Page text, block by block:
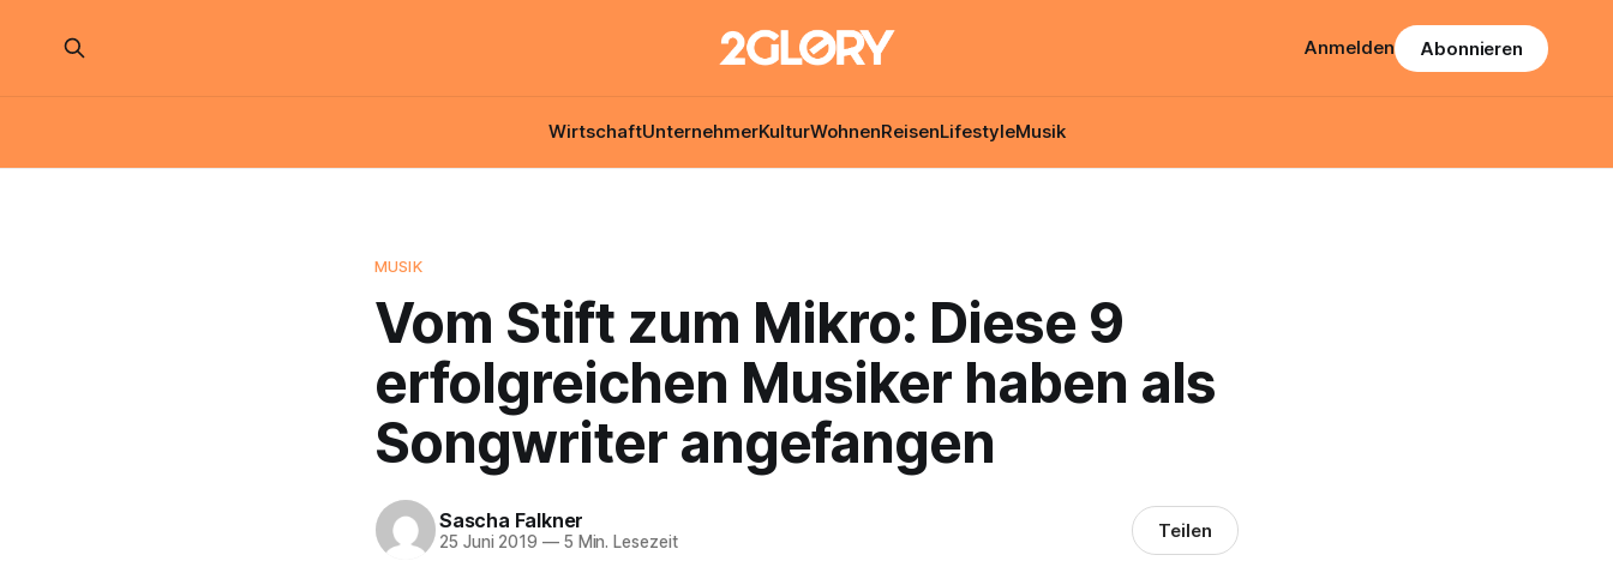
WirtschaftUnternehmerKulturWohnenReisenLifestyleMusik
Anmelden Abonnieren
MUSIK
Vom Stift zum Mikro: Diese 9
erfolgreichen Musiker haben als
Songwriter angefangen
Sascha Falkner
25 Juni 2019 —5 Min. Lesezeit Teilen